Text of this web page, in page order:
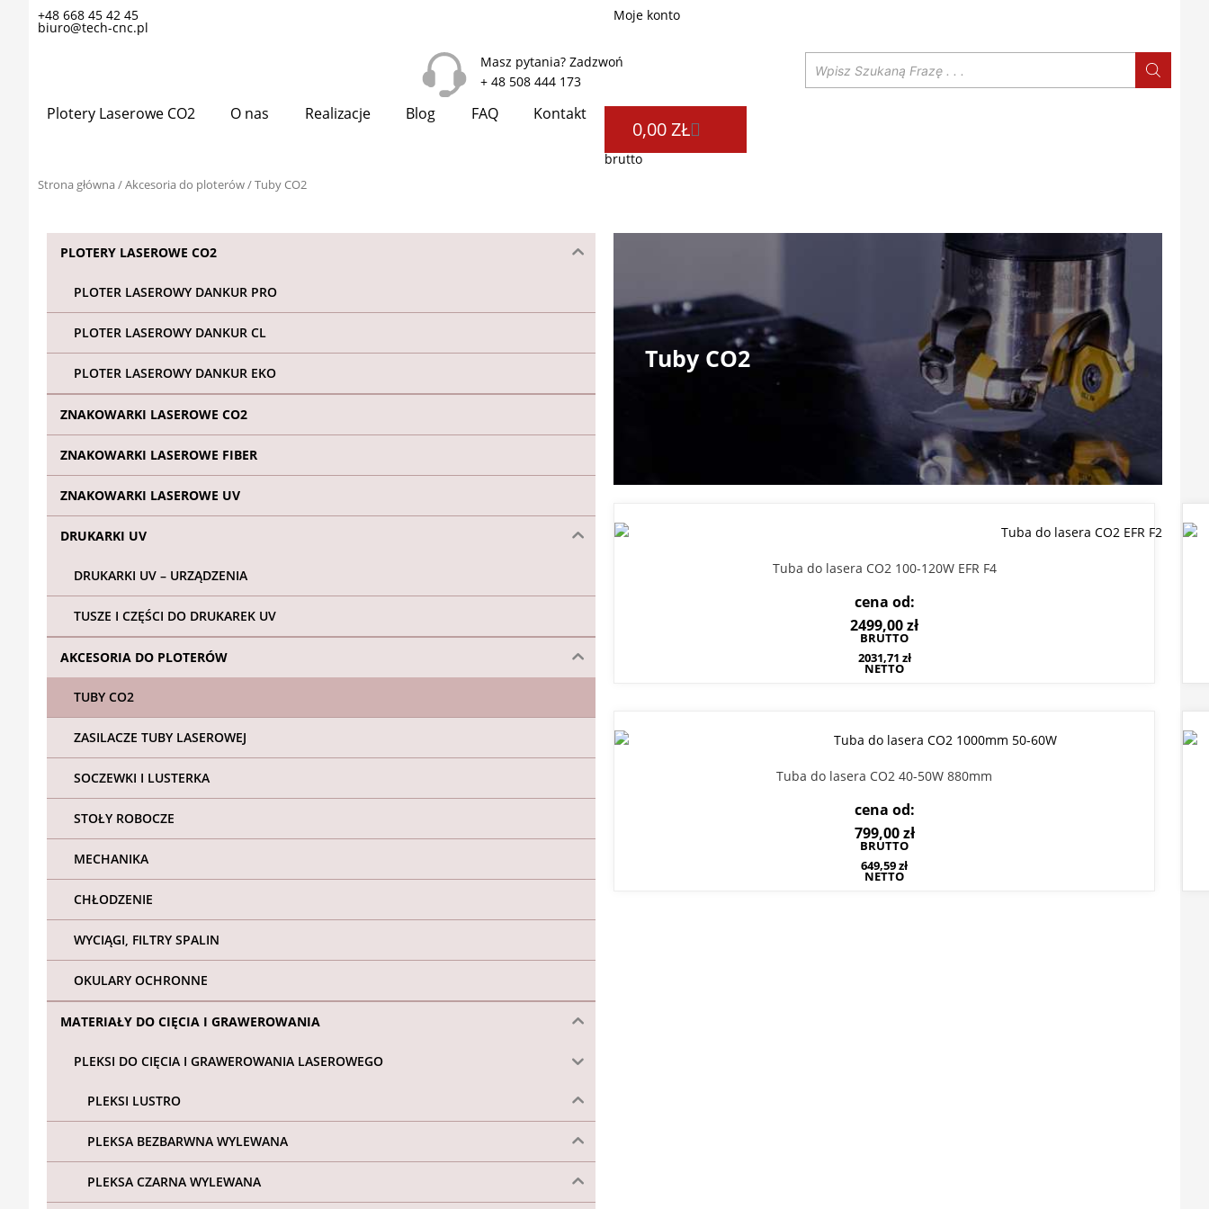
Przejdź+48 668 45 42 45
biuro@tech-cnc.pl
Moje konto
Masz pytania? Zadzwoń
+ 48 508 444 173
Wyszukiwarka
produktów
Plotery Laserowe CO2 O nas Realizacje Blog FAQ Kontakt
0,00ZŁWÓZEK
brutto
Strona główna/Akcesoria do ploterów/ Tuby CO2
PLOTERY LASEROWE CO2
PLOTER LASEROWY DANKUR PRO
PLOTER LASEROWY DANKUR CL
PLOTER LASEROWY DANKUR EKO
ZNAKOWARKI LASEROWE CO2
ZNAKOWARKI LASEROWE FIBER
ZNAKOWARKI LASEROWE UV
DRUKARKI UV
DRUKARKI UV – URZĄDZENIA
TUSZE I CZĘŚCI DO DRUKAREK UV
AKCESORIA DO PLOTERÓW
TUBY CO2
ZASILACZE TUBY LASEROWEJ
SOCZEWKI I LUSTERKA
STOŁY ROBOCZE
MECHANIKA
CHŁODZENIE
WYCIĄGI, FILTRY SPALIN
OKULARY OCHRONNE
MATERIAŁY DO CIĘCIA I GRAWEROWANIA
PLEKSI DO CIĘCIA I GRAWEROWANIA LASEROWEGO
PLEKSI LUSTRO
PLEKSA BEZBARWNA WYLEWANA
PLEKSA CZARNA WYLEWANA
Tuby CO2
Tuba do lasera CO2 100-120W EFR F4
cena od:
2499,00zł
BRUTTO
2031,71 zł
NETTO
Tuba do lasera CO2 40-50W 880mm
cena od:
799,00zł
BRUTTO
649,59zł
NETTO